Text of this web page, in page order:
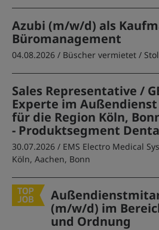
Azubi (m/w/d) als
Büromanagement
04.08.2026 / Büscher vermietet /
Sales Representative /
Experte im
für die Region Köln,
- Produktsegment
30.07.2026 / EMS Electro Medical
Köln, Aachen, Bonn
(m/w/d) im
und Ordnung